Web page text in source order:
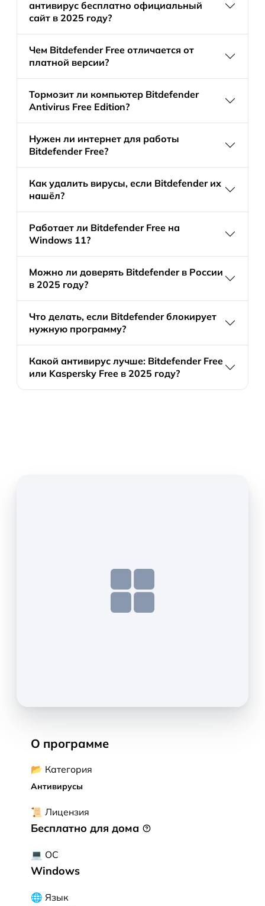
антивирус бесплатно официальный
сайт в 2025 году?
Чем Bitdefender Free отличается от
платной версии?
Тормозит ли компьютер Bitdefender
Antivirus Free Edition?
Нужен ли интернет для работы
Bitdefender Free?
Как удалить вирусы, если Bitdefender их
нашёл?
Работает ли Bitdefender Free на
Windows 11?
Можно ли доверять Bitdefender в России
в 2025 году?
Что делать, если Bitdefender блокирует
нужную программу?
Какой антивирус лучше: Bitdefender Free
или Kaspersky Free в 2025 году?
О программе
📂 Категория
Антивирусы
📜 Лицензия
Бесплатно для дома
💻 ОС
Windows
🌐 Язык